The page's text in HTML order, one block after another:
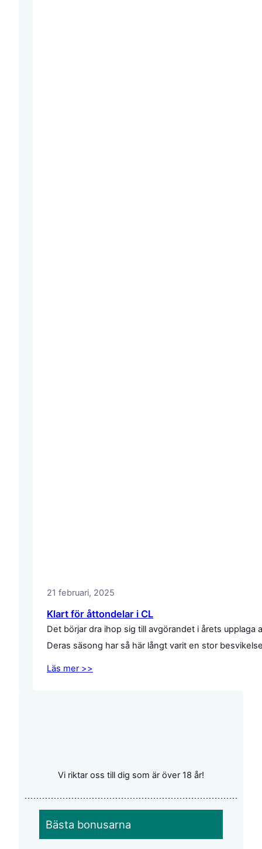
21 februari, 2025
Klart för åttondelar i CL
Det börjar dra ihop sig till avgörandet i årets
Deras säsong har så här långt varit en stor
Läs mer >>
Vi riktar oss till dig som är över 18 år!
Bästa bonusarna